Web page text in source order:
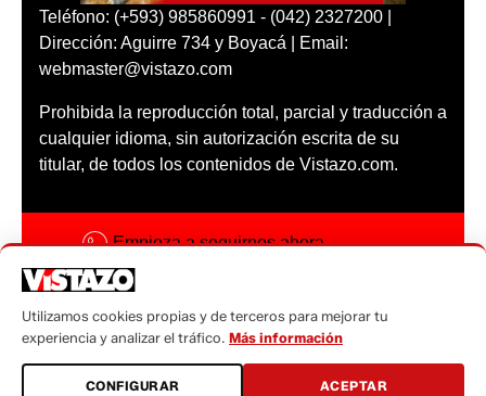
Teléfono: (+593) 985860991 - (042) 2327200 |
Dirección: Aguirre 734 y Boyacá | Email:
webmaster@vistazo.com
Prohibida la reproducción total, parcial y traducción a
cualquier idioma, sin autorización escrita de su
titular, de todos los contenidos de Vistazo.com.
Empieza a seguirnos ahora
Código ética
Sugerencias a:
sugerencias@vistazo.com
Utilizamos cookies propias y de terceros para mejorar tu
experiencia y analizar el tráfico. Más información
CONFIGURAR ACEPTAR